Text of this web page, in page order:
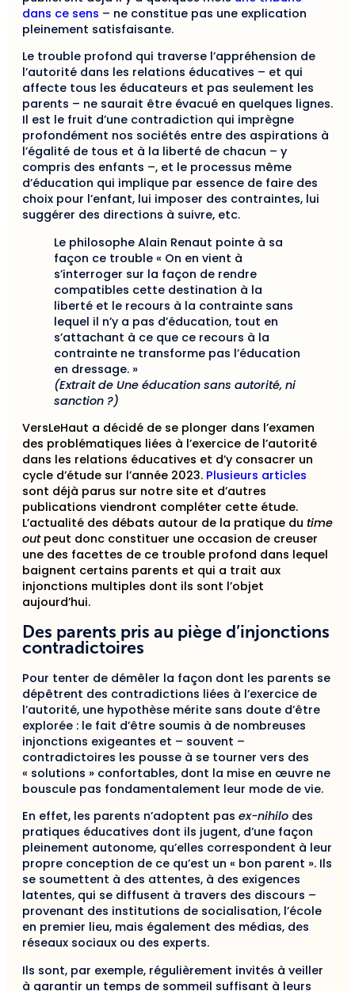
dans ce sens – ne constitue pas une explication
pleinement satisfaisante.
Le trouble profond qui traverse l’appréhension de
l’autorité dans les relations éducatives – et qui
affecte tous les éducateurs et pas seulement les
parents – ne saurait être évacué en quelques lignes.
Il est le fruit d’une contradiction qui imprègne
profondément nos sociétés entre des aspirations à
l’égalité de tous et à la liberté de chacun – y
compris des enfants –, et le processus même
d’éducation qui implique par essence de faire des
choix pour l’enfant, lui imposer des contraintes, lui
suggérer des directions à suivre, etc.
Le philosophe Alain Renaut pointe à sa
façon ce trouble « On en vient à
s’interroger sur la façon de rendre
compatibles cette destination à la
liberté et le recours à la contrainte sans
lequel il n’y a pas d’éducation, tout en
s’attachant à ce que ce recours à la
contrainte ne transforme pas l’éducation
en dressage. »
(Extrait de Une éducation sans autorité, ni
sanction ?)
VersLeHaut a décidé de se plonger dans l’examen
des problématiques liées à l’exercice de l’autorité
dans les relations éducatives et d’y consacrer un
cycle d’étude sur l’année 2023. Plusieurs articles
sont déjà parus sur notre site et d’autres
publications viendront compléter cette étude.
L’actualité des débats autour de la pratique du time
outpeut donc constituer une occasion de creuser
une des facettes de ce trouble profond dans lequel
baignent certains parents et qui a trait aux
injonctions multiples dont ils sont l’objet
aujourd’hui.
Des parents pris au piège d’injonctions
contradictoires
Pour tenter de démêler la façon dont les parents se
dépêtrent des contradictions liées à l’exercice de
l’autorité, une hypothèse mérite sans doute d’être
explorée : le fait d’être soumis à de nombreuses
injonctions exigeantes et – souvent –
contradictoires les pousse à se tourner vers des
« solutions » confortables, dont la mise en œuvre ne
bouscule pas fondamentalement leur mode de vie.
En effet, les parents n’adoptent pas ex-nihilo des
pratiques éducatives dont ils jugent, d’une façon
pleinement autonome, qu’elles correspondent à leur
propre conception de ce qu’est un « bon parent ». Ils
se soumettent à des attentes, à des exigences
latentes, qui se diffusent à travers des discours –
provenant des institutions de socialisation, l’école
en premier lieu, mais également des médias, des
réseaux sociaux ou des experts.
Ils sont, par exemple, régulièrement invités à veiller
à garantir un temps de sommeil suffisant à leurs